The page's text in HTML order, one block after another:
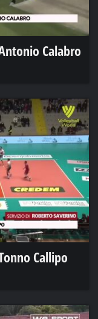
Calabro
Callipo